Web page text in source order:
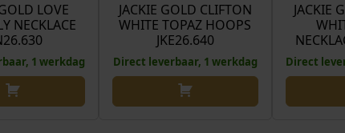
LOVE
NECKLACE
1 werkdag
JACKIE GOLD CLIFTON
WHITE TOPAZ HOOPS
JKE26.640
Direct leverbaar, 1 werkdag
JACKIE
Direct